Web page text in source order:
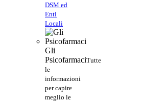
DSM ed
Enti
Locali
Gli
PsicofarmaciTutte
le
informazioni
per capire
meglio le